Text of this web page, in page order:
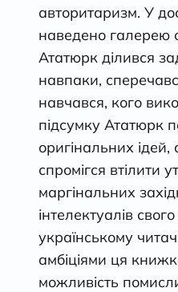
авторитаризм. У
наведено галерею
Ататюрк ділився
навпаки,
навчався, кого
підсумку Ататюрк
оригінальних ідей,
спромігся втілити
маргінальних
інтелектуалів
українському
амбіціями ця
можливість